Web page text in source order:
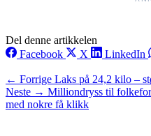
Del denne artikkelen
Facebook
X LinkedIn
← Forrige Laks på 24,2 kilo –
Neste → Milliondryss til
med nokre få klikk